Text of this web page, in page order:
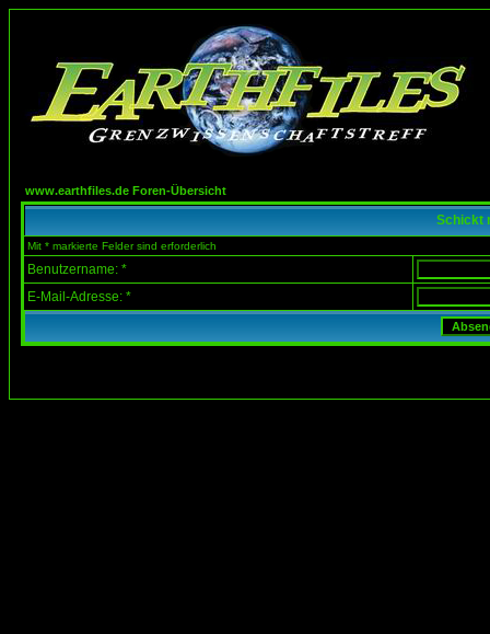
www.earthfiles.de Foren-Übersicht
Schickt
Mit * markierte Felder sind erforderlich
Benutzername: *
E-Mail-Adresse: *